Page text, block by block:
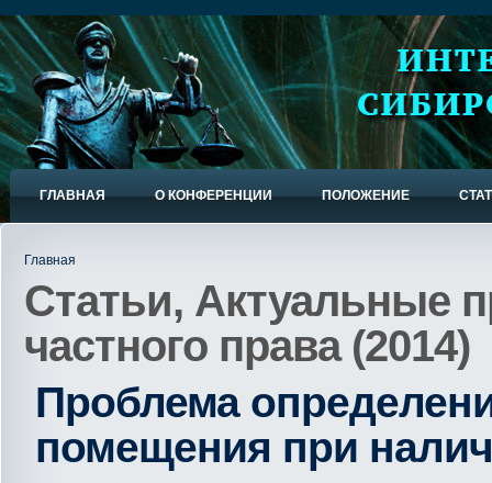
ГЛАВНАЯ О КОНФЕРЕНЦИИ ПОЛОЖЕНИЕ
Главная
Статьи, Актуальные
частного права (2014)
Проблема
помещения при